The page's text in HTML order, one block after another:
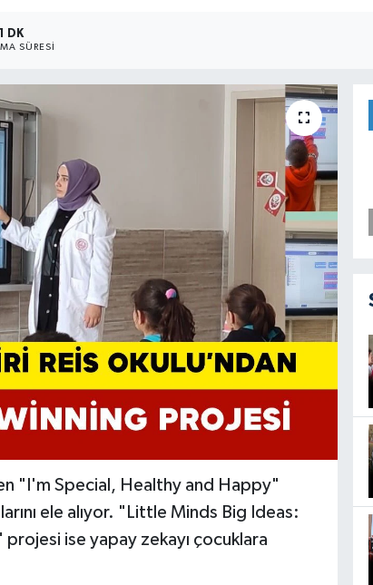
1 DK
SÜRESI
"I'm Special, Healthy and Happy"
ele alıyor. "Little Minds Big Ideas:
ise yapay zekayı çocuklara